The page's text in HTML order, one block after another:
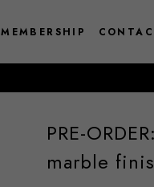
MEMBERSHIP
PRE-
marble